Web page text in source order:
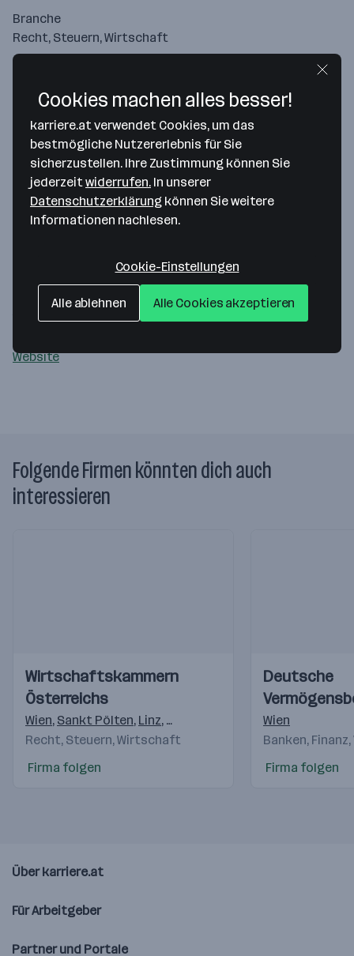
Branche
Recht, Steuern, Wirtschaft
Konrad & Partner Rechtsanwälte GmbH
Rotenturmstraße 13
1010 Wien— Route berechnen
Website
Folgende Firmen könnten dich auch
interessieren
Videos
Einblicke
Einblicke
Wirtschaftskammern
Österreichs
Wien, Sankt Pölten, Linz, Salzburg Innsbruck,Feldkirch
Recht, Steuern, Wirtschaft
Firma folgen
Videos
Einblicke
Einblicke
Deutsche
AG
Wien
Banken,
Firma folgen
Über karriere.at
Für Arbeitgeber
Partner und Portale
Cookies machen alles besser!
karriere.at verwendet Cookies, um das
bestmögliche Nutzererlebnis für Sie
sicherzustellen. Ihre Zustimmung können Sie
jederzeitwiderrufen. In unserer
Datenschutzerklärung können Sie weitere
Informationen nachlesen.
Cookie-Einstellungen
Alle ablehnen Alle Cookies akzeptieren